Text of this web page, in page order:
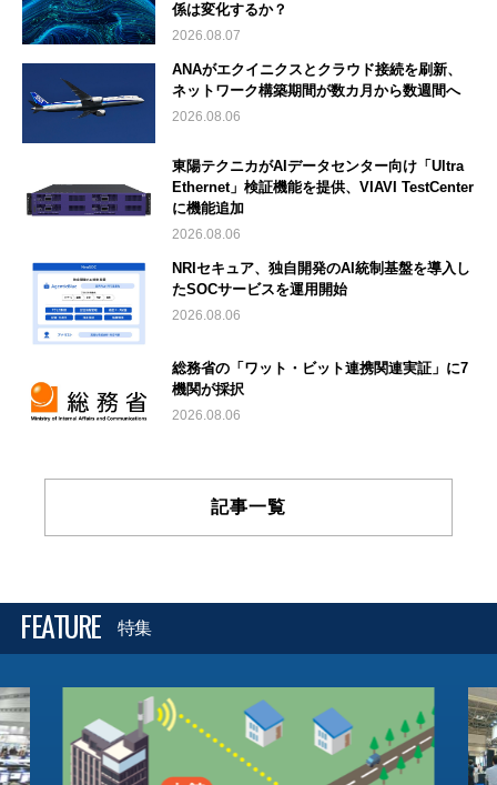
係は変化するか？
2026.08.07
ANAがエクイニクスとクラウド接続を刷新、
ネットワーク構築期間が数カ月から数週間へ
2026.08.06
東陽テクニカがAIデータセンター向け「Ultra
Ethernet」検証機能を提供、VIAVI TestCenter
に機能追加
2026.08.06
NRIセキュア、独自開発のAI統制基盤を導入し
たSOCサービスを運用開始
2026.08.06
総務省の「ワット・ビット連携関連実証」に7
機関が採択
2026.08.06
記事一覧
FEATURE 特集